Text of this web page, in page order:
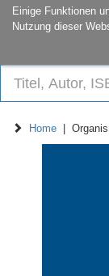
Einige Funktionen
Nutzung dieser
onCampus:S1|03
Home |